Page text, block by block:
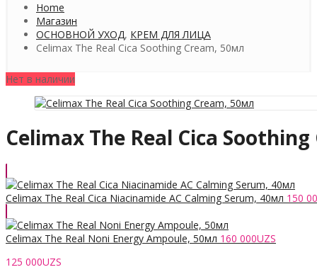
Home
Магазин
ОСНОВНОЙ УХОД, КРЕМ ДЛЯ ЛИЦА
Celimax The Real Cica Soothing Cream, 50мл
Нет в наличии
Celimax The Real Cica
Celimax The Real Cica Niacinamide AC Calming Serum, 40мл 150
Celimax The Real Noni Energy Ampoule, 50мл 160 000UZS
125 000UZS